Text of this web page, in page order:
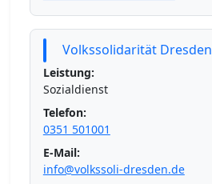
Volkssolidarität Dresden
Leistung:
Sozialdienst
Telefon:
0351 501001
E-Mail:
info@volkssoli-dresden.de